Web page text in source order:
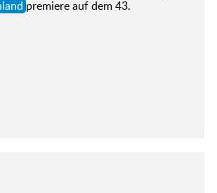
premiere auf dem 43.